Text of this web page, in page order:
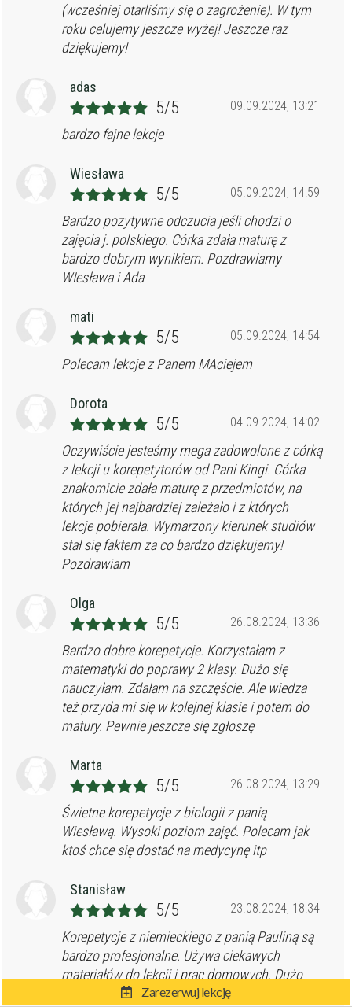
Zarezerwuj lekcję
(wcześniej otarliśmy się o zagrożenie). W tym
roku celujemy jeszcze wyżej! Jeszcze raz
dziękujemy!
adas
09.09.2024, 13:21
5/5
bardzo fajne lekcje
Wiesława
05.09.2024, 14:59
5/5
Bardzo pozytywne odczucia jeśli chodzi o
zajęcia j. polskiego. Córka zdała maturę z
bardzo dobrym wynikiem. Pozdrawiamy
WIesława i Ada
mati
05.09.2024, 14:54
5/5
Polecam lekcje z Panem MAciejem
Dorota
04.09.2024, 14:02
5/5
Oczywiście jesteśmy mega zadowolone z córką
z lekcji u korepetytorów od Pani Kingi. Córka
znakomicie zdała maturę z przedmiotów, na
których jej najbardziej zależało i z których
lekcje pobierała. Wymarzony kierunek studiów
stał się faktem za co bardzo dziękujemy!
Pozdrawiam
Olga
26.08.2024, 13:36
5/5
Bardzo dobre korepetycje. Korzystałam z
matematyki do poprawy 2 klasy. Dużo się
nauczyłam. Zdałam na szczęście. Ale wiedza
też przyda mi się w kolejnej klasie i potem do
matury. Pewnie jeszcze się zgłoszę
Marta
26.08.2024, 13:29
5/5
Świetne korepetycje z biologii z panią
Wiesławą. Wysoki poziom zajęć. Polecam jak
ktoś chce się dostać na medycynę itp
Stanisław
23.08.2024, 18:34
5/5
Korepetycje z niemieckiego z panią Pauliną są
bardzo profesjonalne. Używa ciekawych
materiałów do lekcji i prac domowych. Dużo
rozmawiamy, ale mam też dużo nowych